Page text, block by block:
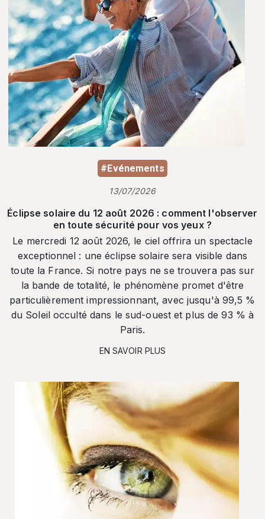
#Evénements
13/07/2026
Éclipse solaire du 12 août 2026 : comment l'observer
en toute sécurité pour vos yeux ?
Le mercredi 12 août 2026, le ciel offrira un spectacle
exceptionnel : une éclipse solaire sera visible dans
toute la France. Si notre pays ne se trouvera pas sur
la bande de totalité, le phénomène promet d'être
particulièrement impressionnant, avec jusqu'à 99,5 %
du Soleil occulté dans le sud-ouest et plus de 93 % à
Paris.
EN SAVOIR PLUS